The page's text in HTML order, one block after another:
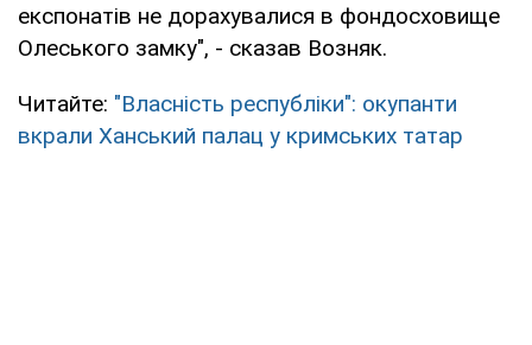
експонатів не дорахувалися в фондосховище
Олеського замку", - сказав Возняк.
Читайте: "Власність республіки": окупанти
вкрали Ханський палац у кримських татар